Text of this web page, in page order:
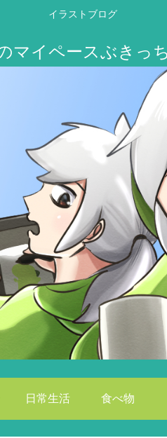
イラストブログ
日常生活 食べ物